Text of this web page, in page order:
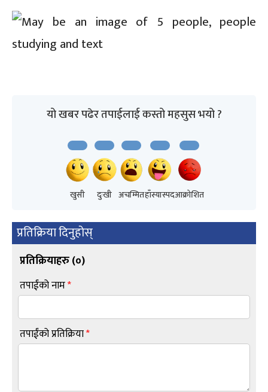
यो खबर पढेर तपाईलाई कस्तो महसुस भयो ?
खुसी दुःखी अचम्मितहाँस्यास्पदआक्रोशित
प्रतिक्रिया दिनुहोस्
प्रतिक्रियाहरु (०)
तपाईंको नाम*
तपाईंको प्रतिक्रिया*